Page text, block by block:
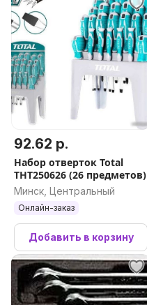
92.62 р.
Набор отверток Total
THT250626 (26 предметов)
Минск, Центральный
Онлайн-заказ
Добавить в корзину